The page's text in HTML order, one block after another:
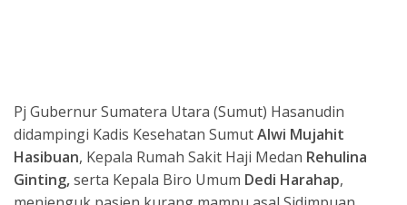
Pj Gubernur Sumatera Utara (Sumut) Hasanudin
didampingi Kadis Kesehatan SumutAlwi Mujahit
Hasibuan, Kepala Rumah Sakit Haji Medan Rehulina
Ginting,serta Kepala Biro Umum Dedi Harahap,